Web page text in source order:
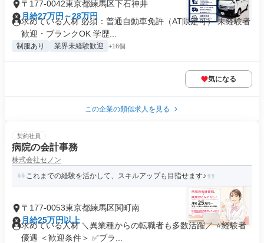
〒177-0042東京都練馬区下石神井
月給27万円～28万円
求めている人材 必須：普通自動車免許（AT限定可） 未経験者
歓迎・ブランクOK 学歴...
制服あり 業界未経験歓迎 +16個
気になる
この企業の類似求人を見る
契約社員
病院の会計事務
株式会社セノン
これまでの経験を活かして、スキルアップも目指せます♪
〒177-0053東京都練馬区関町南
月給25万円以上
求めている人材 ＼異業種からの転職者も多数活躍／ ⭐経験者
優遇 ＜歓迎条件＞ ✅ブラ...